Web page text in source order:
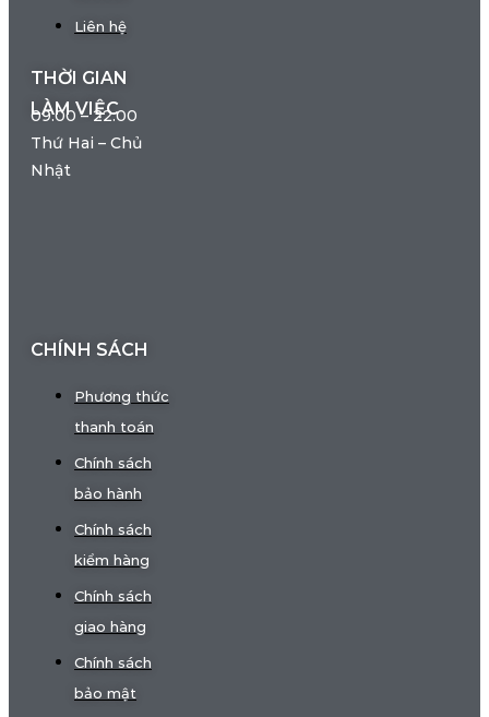
Liên hệ
THỜI GIAN
LÀM VIỆC
09:00 – 22:00
Thứ Hai – Chủ
Nhật
CHÍNH SÁCH
Phương thức
thanh toán
Chính sách
bảo hành
Chính sách
kiểm hàng
Chính sách
giao hàng
Chính sách
bảo mật